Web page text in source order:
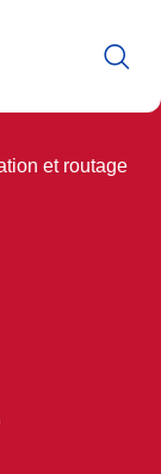
et routage